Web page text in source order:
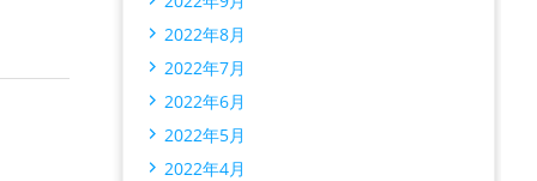
2022年8月
2022年7月
2022年6月
2022年5月
2022年4月